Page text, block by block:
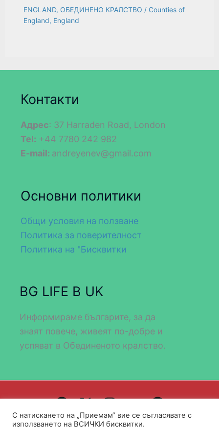
ENGLAND, ОБЕДИНЕНО КРАЛСТВО / Counties of
England, England
Контакти
Адрес: 37 Harraden Road, London
Tel: +44 7780 242 982
E-mail: andreyenev@gmail.com
Основни политики
Общи условия на ползване
Политика за поверителност
Политика на "Бисквитки
BG LIFE В UK
Информираме българите, за да
знаят повече, живеят по-добре и
успяват в Обединеното кралство.
Design by WEB DEV FOR ALL
С натискането на „Приемам“ вие се съгласявате с
използването на ВСИЧКИ бисквитки.